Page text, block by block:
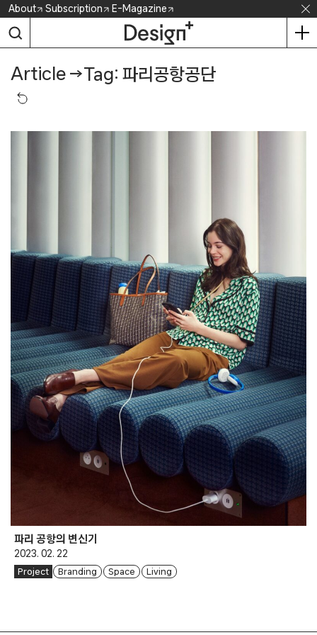
Skip
content
About Subscription E-Magazine
Article →Tag: 파리공항공단
파리 공항의 변신기
2023. 02. 22
Project Branding Space Living